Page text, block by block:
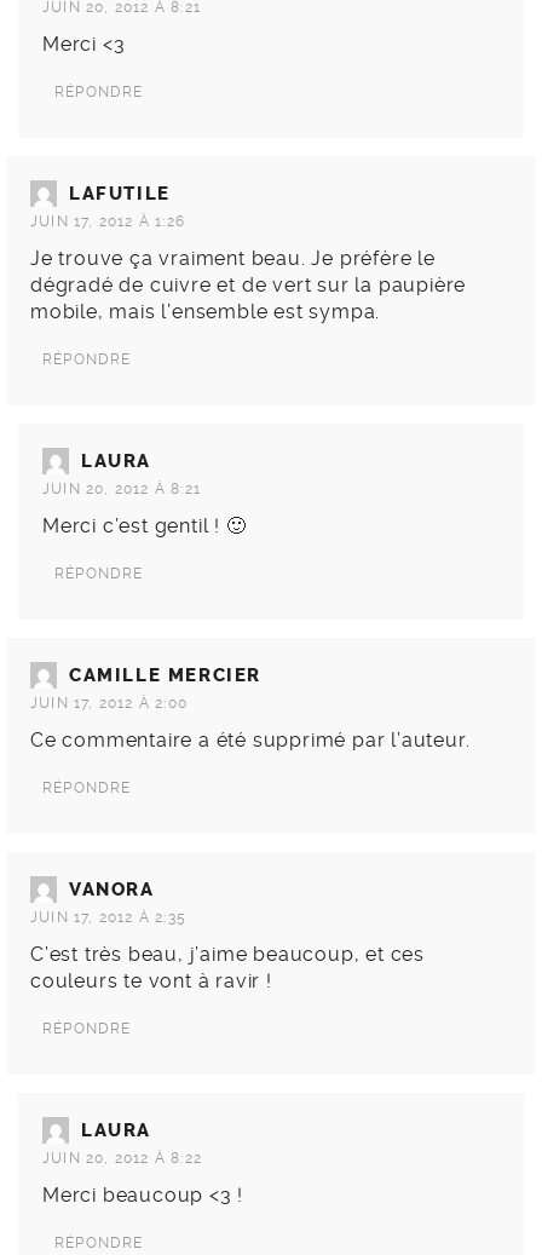
JUIN 20, 2012 À 8:21
Merci <3
RÉPONDRE
LAFUTILE
JUIN 17, 2012 À 1:26
Je trouve ça vraiment beau. Je préfère le
dégradé de cuivre et de vert sur la paupière
mobile, mais l’ensemble est sympa.
RÉPONDRE
LAURA
JUIN 20, 2012 À 8:21
Merci c’est gentil ! 🙂
RÉPONDRE
CAMILLE MERCIER
JUIN 17, 2012 À 2:00
Ce commentaire a été supprimé par l’auteur.
RÉPONDRE
VANORA
JUIN 17, 2012 À 2:35
C’est très beau, j’aime beaucoup, et ces
couleurs te vont à ravir !
RÉPONDRE
LAURA
JUIN 20, 2012 À 8:22
Merci beaucoup <3 !
RÉPONDRE